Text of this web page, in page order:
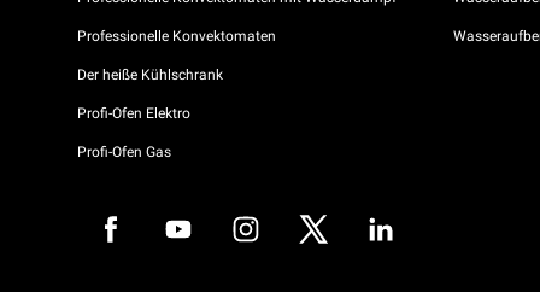
Professionelle Konvektomaten
Der heiße Kühlschrank
Profi-Ofen Elektro
Profi-Ofen Gas